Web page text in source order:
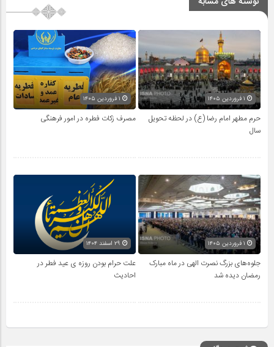
حرم مطهر امام رضا (ع) در لحظه تحویل
سال
مصرف زکات فطره در امور فرهنگی
جلوه‌های بزرگ نصرت الهی در ماه مبارک
رمضان دیده شد
علت حرام بودن روزه ی عید فطر در
احادیث